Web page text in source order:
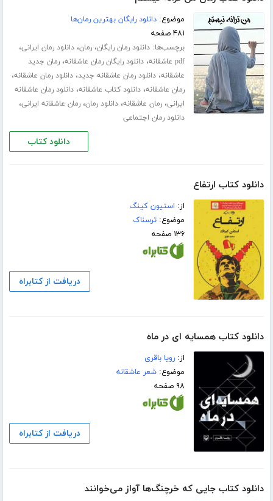
موضوع:دانلود رایگان بهترین رمان‌ها
۴۸۱ صفحه
برچسب‌ها:دانلود رمان رایگان،رمان،دانلود رمان ایرانی،
pdf عاشقانه ،دانلود رایگان رمان عاشقانه،رمان جدید
عاشقانه،دانلود رمان عاشقانه جدید،دانلود رمان عاشقانه،
رمان عاشقانه،دانلود کتاب عاشقانه،دانلود رمان عاشقانه
ایرانی،رمان عاشقانه،دانلود رمان،رمان عاشقانه ایرانی،
دانلود رمان اجتماعی
دانلود کتاب
دانلود کتاب ارتفاع
از: استیون کینگ
موضوع:ترسناک
۱۳۶ صفحه
دریافت از کتابراه
دانلود کتاب همسایه ای در ماه
از:رویا باقری
موضوع:شعر عاشقانه
۹۸ صفحه
دریافت از کتابراه
دانلود کتاب جایی که خرچنگ‌ها آواز می‌خوانند